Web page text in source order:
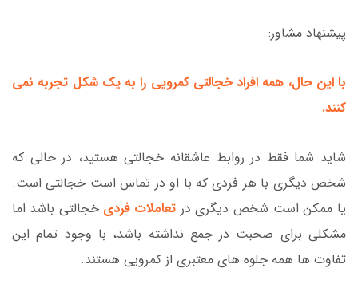
پیشنهاد مشاور:
با این حال، همه افراد خجالتی کمرویی را به یک شکل تجربه نمی
کنند.
شاید شما فقط در روابط عاشقانه خجالتی هستید، در حالی که
شخص دیگری با هر فردی که با او در تماس است خجالتی است.
یا ممکن است شخص دیگری در تعاملات فردی خجالتی باشد اما
مشکلی برای صحبت در جمع نداشته باشد، با وجود تمام این
تفاوت ها همه جلوه های معتبری از کمرویی هستند.